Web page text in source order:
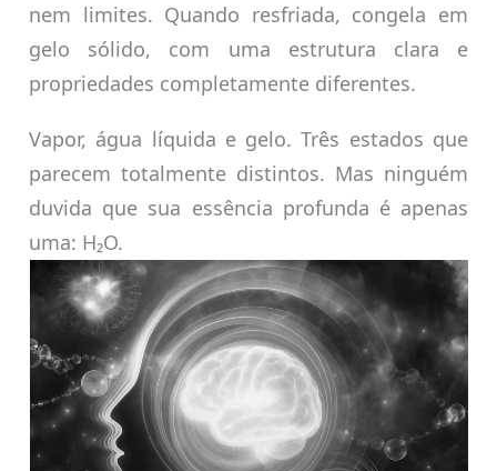
nem limites. Quando resfriada, congela em
gelo sólido, com uma estrutura clara e
propriedades completamente diferentes.
Vapor, água líquida e gelo. Três estados que
parecem totalmente distintos. Mas ninguém
duvida que sua essência profunda é apenas
uma: H₂O.